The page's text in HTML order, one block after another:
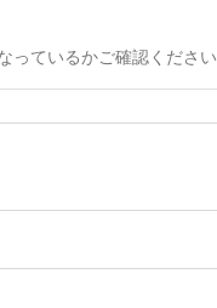
っているかご確認ください